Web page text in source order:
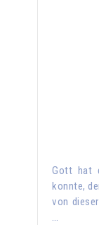
Gott hat
konnte,
von
…